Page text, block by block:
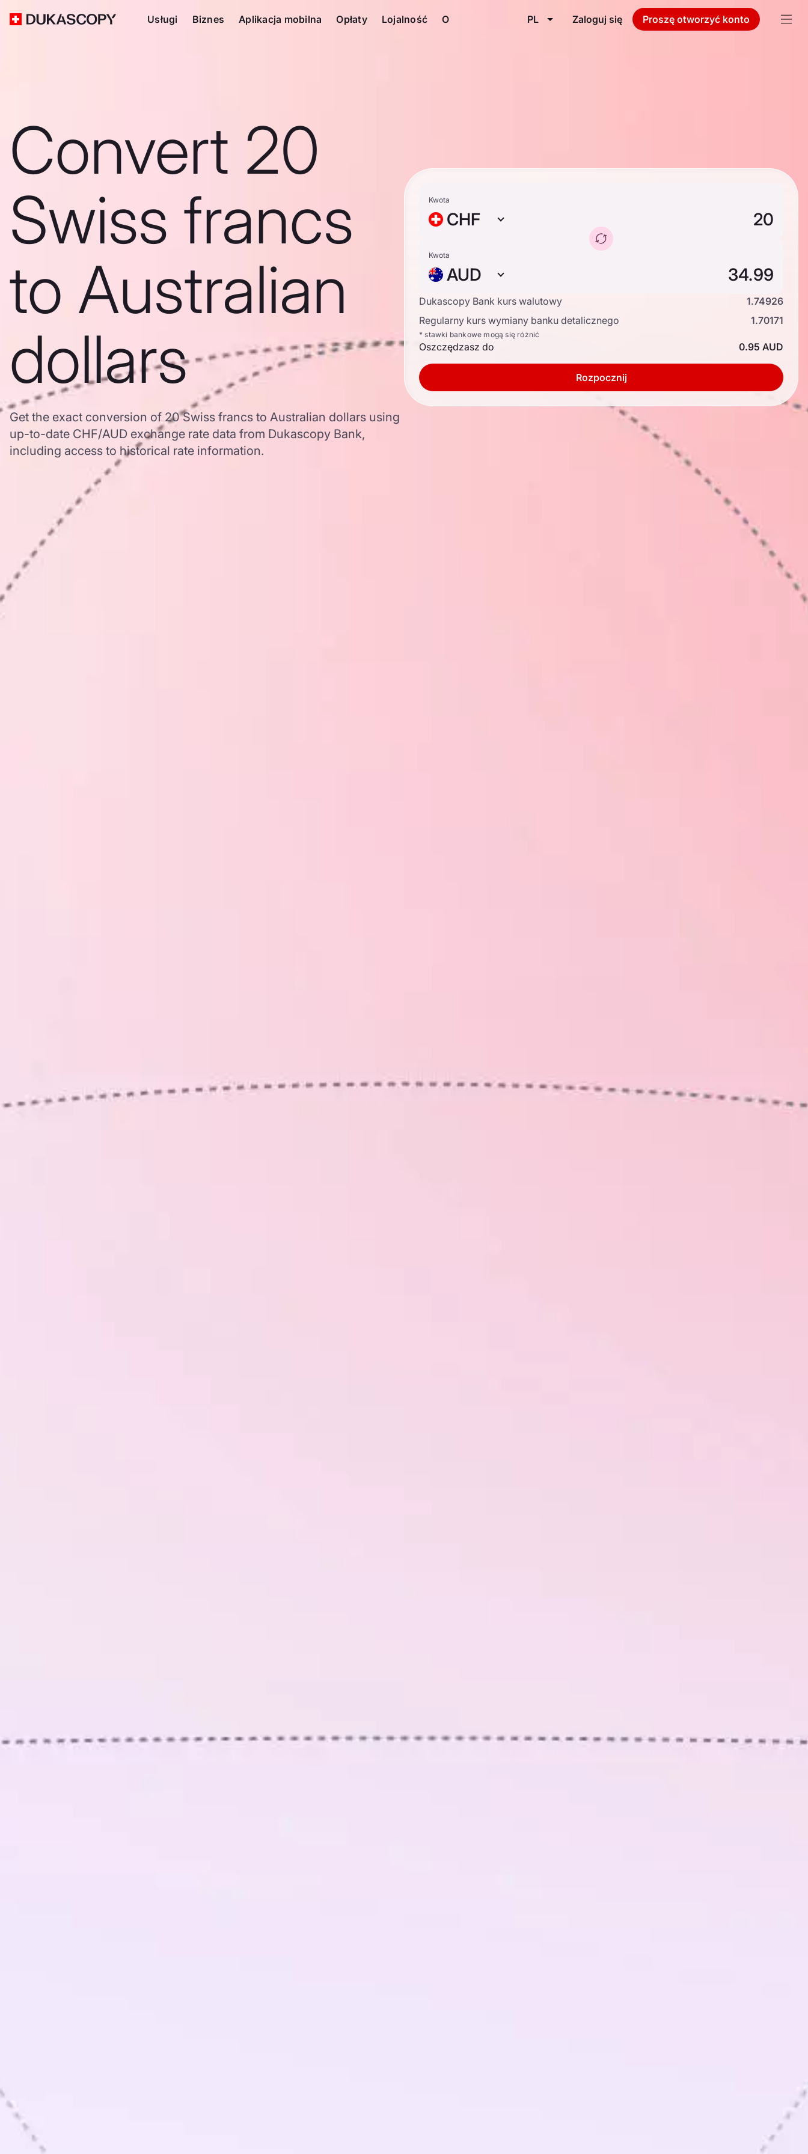
Usługi Biznes Aplikacja mobilna Opłaty Lojalność O PL Zaloguj się Proszę otworzyć konto
Convert 20
Swiss francs
to Australian
dollars
Get the exact conversion of 20 Swiss francs to Australian dollars using
up-to-date CHF/AUD exchange rate data from Dukascopy Bank,
including access to historical rate information.
Kwota
CHF
Kwota
AUD
Dukascopy Bank kurs walutowy
1.74926
Regularny kurs wymiany banku detalicznego
1.70171
* stawki bankowe mogą się różnić
Oszczędzasz do 0.95 AUD
Rozpocznij